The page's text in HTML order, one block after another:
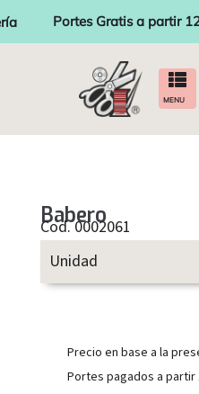
Portes Gratis a partir
MENU
Babero
Cod. 0002061
Unidad
Precio en base a la
Portes pagados a partir